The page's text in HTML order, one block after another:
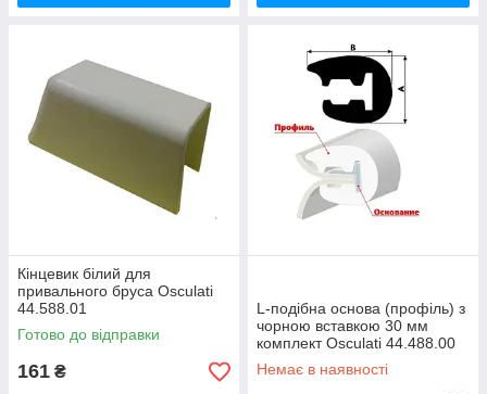
Кінцевик білий для
привального бруса Osculati
44.588.01
Готово до відправки
161 ₴
L-подібна основа (профіль) з
чорною вставкою 30 мм
комплект Osculati 44.488.00
Немає в наявності